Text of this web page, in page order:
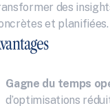
des
et planifiées.
Gagne du temps
d’optimisations